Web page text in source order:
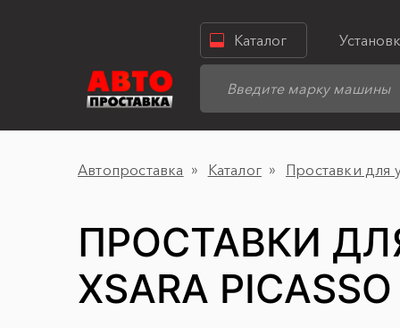
Каталог
Автопроставка Каталог Проставки для
ПРОСТАВКИ
XSARA